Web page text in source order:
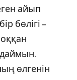
айып
бөлігі –
өлгенін